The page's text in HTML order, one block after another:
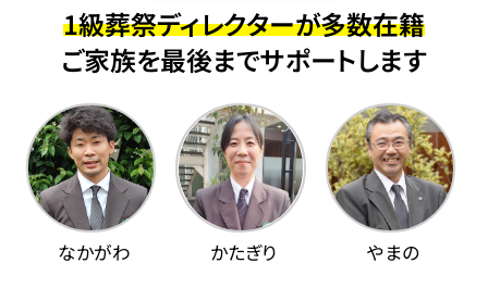
1級葬祭ディレクターが多数在籍
ご家族を最後までサポートします
なかがわ かたぎり やまの